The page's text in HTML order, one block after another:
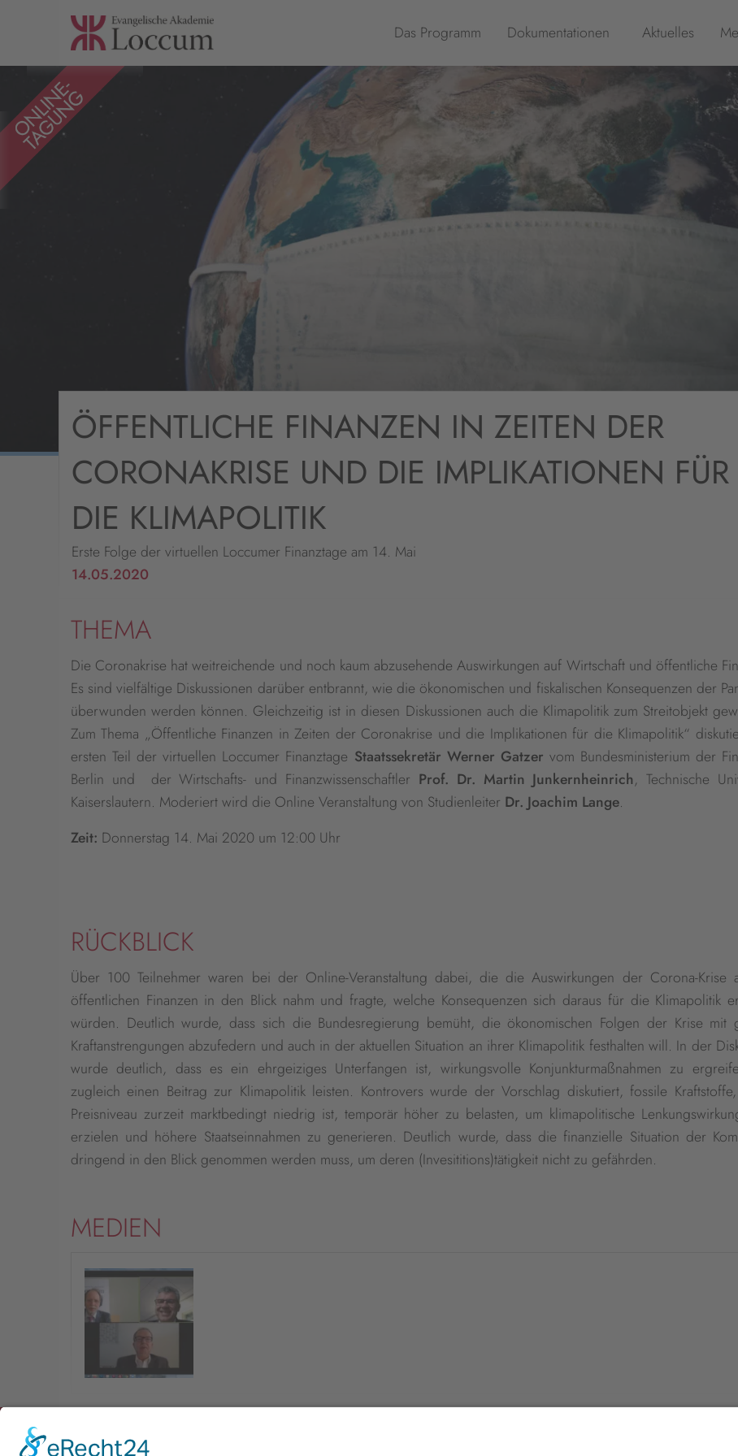
Das Programm Dokumentationen Aktuelles
ÖFFENTLICHE FINANZEN IN ZEITEN DER
CORONAKRISE UND DIE IMPLIKATIONEN FÜR
DIE KLIMAPOLITIK
Erste Folge der virtuellen Loccumer Finanztage am 14. Mai
14.05.2020
THEMA
Die Coronakrise hat weitreichende und noch kaum abzusehende Auswirkungen auf Wirtschaft und öffentliche
Es sind vielfältige Diskussionen darüber entbrannt, wie die ökonomischen und fiskalischen Konsequenzen der
überwunden werden können. Gleichzeitig ist in diesen Diskussionen auch die Klimapolitik zum Streitobjekt
Zum Thema „Öffentliche Finanzen in Zeiten der Coronakrise und die Implikationen für die Klimapolitik“
ersten Teil der virtuellen Loccumer Finanztage Staatssekretär Werner Gatzer vom Bundesministerium der
Berlin und der Wirtschafts- und Finanzwissenschaftler Prof. Dr. Martin Junkernheinrich, Technische
Kaiserslautern. Moderiert wird die Online Veranstaltung von Studienleiter Dr. Joachim Lange.
Zeit: Donnerstag 14. Mai 2020 um 12:00 Uhr
RÜCKBLICK
Über 100 Teilnehmer waren bei der Online-Veranstaltung dabei, die die Auswirkungen der Corona-Krise
öffentlichen Finanzen in den Blick nahm und fragte, welche Konsequenzen sich daraus für die Klimapolitik
würden. Deutlich wurde, dass sich die Bundesregierung bemüht, die ökonomischen Folgen der Krise mit
Kraftanstrengungen abzufedern und auch in der aktuellen Situation an ihrer Klimapolitik festhalten will. In der
wurde deutlich, dass es ein ehrgeiziges Unterfangen ist, wirkungsvolle Konjunkturmaßnahmen zu
zugleich einen Beitrag zur Klimapolitik leisten. Kontrovers wurde der Vorschlag diskutiert, fossile
Preisniveau zurzeit marktbedingt niedrig ist, temporär höher zu belasten, um klimapolitische
erzielen und höhere Staatseinnahmen zu generieren. Deutlich wurde, dass die finanzielle Situation der
dringend in den Blick genommen werden muss, um deren (Invesititions)tätigkeit nicht zu gefährden.
MEDIEN
Newsletter